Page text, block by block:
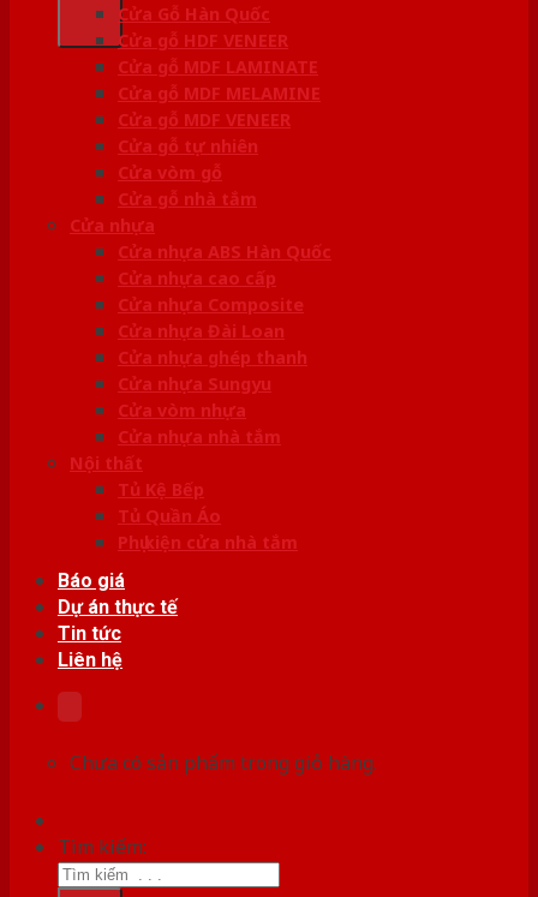
Cửa Gỗ Hàn Quốc
Cửa gỗ HDF VENEER
Cửa gỗ MDF LAMINATE
Cửa gỗ MDF MELAMINE
Cửa gỗ MDF VENEER
Cửa gỗ tự nhiên
Cửa vòm gỗ
Cửa gỗ nhà tắm
Cửa nhựa
Cửa nhựa ABS Hàn Quốc
Cửa nhựa cao cấp
Cửa nhựa Composite
Cửa nhựa Đài Loan
Cửa nhựa ghép thanh
Cửa nhựa Sungyu
Cửa vòm nhựa
Cửa nhựa nhà tắm
Nội thất
Tủ Kệ Bếp
Tủ Quần Áo
Phụ kiện cửa nhà tắm
Báo giá
Dự án thực tế
Tin tức
Liên hệ
Chưa có sản phẩm trong giỏ hàng.
Tìm kiếm: